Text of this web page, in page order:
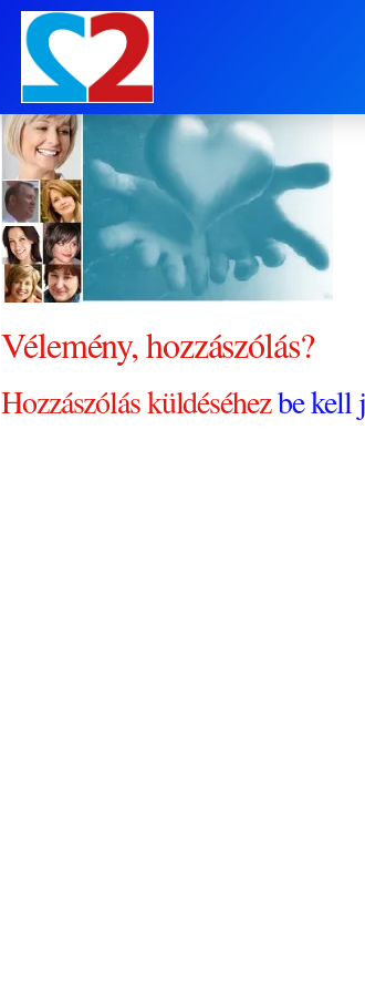
0808 du Nóra Horváto
Vélemény, hozzászólás?
Hozzászólás küldéséhezbe kell